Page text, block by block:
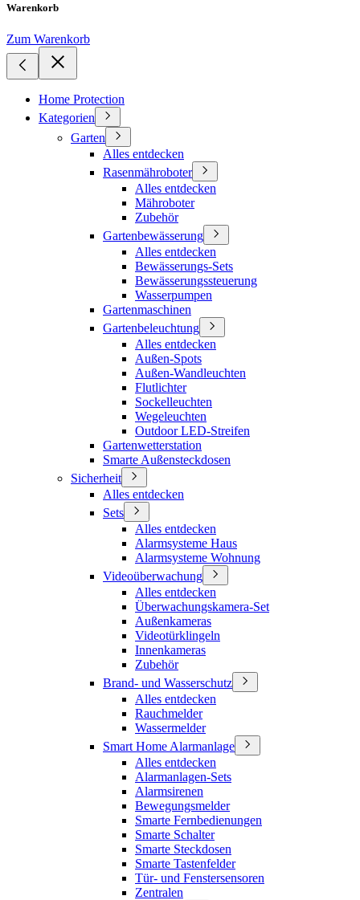
Warenkorb
Zum Warenkorb
Home Protection
Kategorien
Garten
Alles entdecken
Rasenmähroboter
Alles entdecken
Mähroboter
Zubehör
Gartenbewässerung
Alles entdecken
Bewässerungs-Sets
Bewässerungssteuerung
Wasserpumpen
Gartenmaschinen
Gartenbeleuchtung
Alles entdecken
Außen-Spots
Außen-Wandleuchten
Flutlichter
Sockelleuchten
Wegeleuchten
Outdoor LED-Streifen
Gartenwetterstation
Smarte Außensteckdosen
Sicherheit
Alles entdecken
Sets
Alles entdecken
Alarmsysteme Haus
Alarmsysteme Wohnung
Videoüberwachung
Alles entdecken
Überwachungskamera-Set
Außenkameras
Videotürklingeln
Innenkameras
Zubehör
Brand- und Wasserschutz
Alles entdecken
Rauchmelder
Wassermelder
Smart Home Alarmanlage
Alles entdecken
Alarmanlagen-Sets
Alarmsirenen
Bewegungsmelder
Smarte Fernbedienungen
Smarte Schalter
Smarte Steckdosen
Smarte Tastenfelder
Tür- und Fenstersensoren
Zentralen